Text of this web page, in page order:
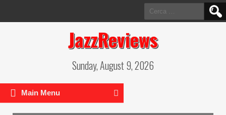
Ricerca
per:
JazzReviews
Sunday, August 9, 2026
Main Menu